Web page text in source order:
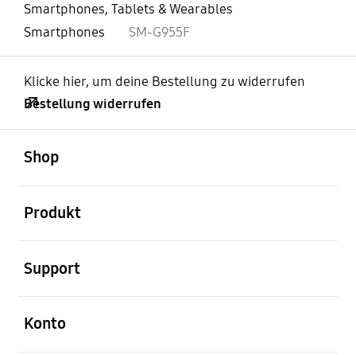
Smartphones, Tablets & Wearables
Smartphones
SM-G955F
Klicke hier, um deine Bestellung zu widerrufen
Bestellung widerrufen
Shop
Produkt
Support
Konto